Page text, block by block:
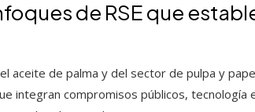
de RSE que
aceite de palma y del sector de pulpa y
integran compromisos públicos, tecnología